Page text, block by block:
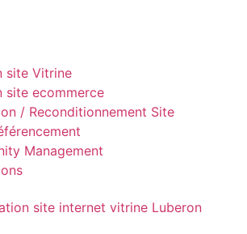
site Vitrine
site ecommerce
/ Reconditionnement Site
Management